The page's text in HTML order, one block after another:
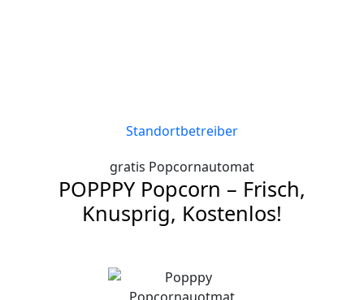
Standortbetreiber
gratis Popcornautomat
POPPPY Popcorn – Frisch,
Knusprig, Kostenlos!